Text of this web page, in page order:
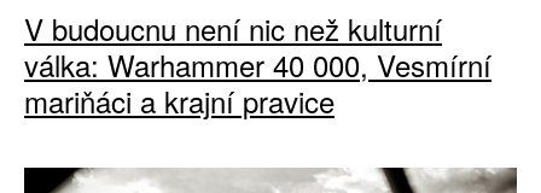
V budoucnu není nic než kulturní
válka: Warhammer 40 000, Vesmírní
mariňáci a krajní pravice